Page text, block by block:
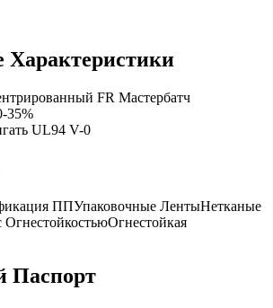
Характеристики
FR Мастербатч
35%
UL94 V-0
ППУпаковочные ЛентыНетканые
ОгнестойкостьюОгнестойкая
Паспорт